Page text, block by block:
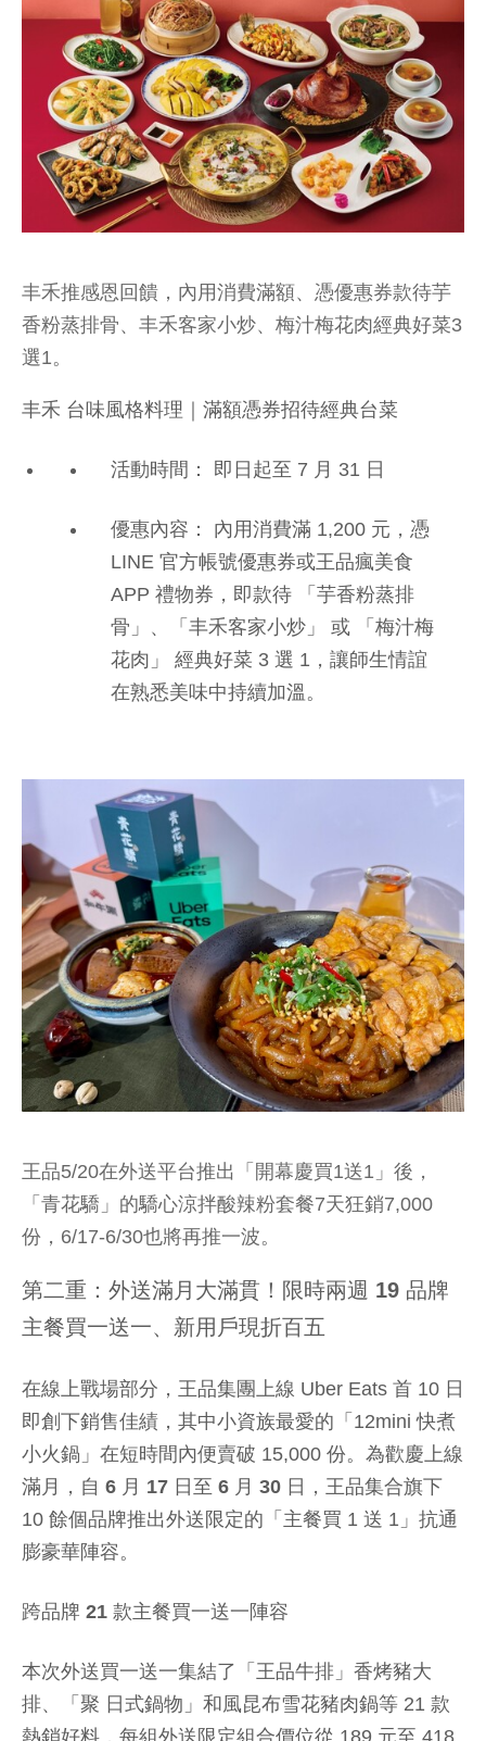
丰禾推感恩回饋，內用消費滿額、憑優惠券款待芋
香粉蒸排骨、丰禾客家小炒、梅汁梅花肉經典好菜3
選1。
丰禾 台味風格料理｜滿額憑券招待經典台菜
活動時間： 即日起至 7 月 31 日
優惠內容：
內用消費滿 1,200 元，憑
LINE 官方帳號優惠券或王品瘋美食
APP 禮物券，即款待
「芋香粉蒸排
骨」 、 「丰禾客家小炒」 或
「梅汁梅
花肉」
經典好菜 3 選 1，讓師生情誼
在熟悉美味中持續加溫。
王品5/20在外送平台推出「開幕慶買1送1」後，
「青花驕」的驕心涼拌酸辣粉套餐7天狂銷7,000
份，6/17-6/30也將再推一波。
第二重：外送滿月大滿貫！限時兩週 19 品牌
主餐買一送一、新用戶現折百五
在線上戰場部分，王品集團上線 Uber Eats 首 10 日
即創下銷售佳績，其中小資族最愛的「12mini 快煮
小火鍋」在短時間內便賣破 15,000 份。為歡慶上線
滿月，自 6 月 17 日至 6 月 30 日 ，王品集合旗下
10 餘個品牌推出外送限定的「主餐買 1 送 1」抗通
膨豪華陣容。
跨品牌 21 款主餐買一送一陣容
本次外送買一送一集結了「王品牛排」香烤豬大
排、「聚 日式鍋物」和風昆布雪花豬肉鍋等 21 款
熱銷好料，每組外送限定組合價位從 189 元至 418